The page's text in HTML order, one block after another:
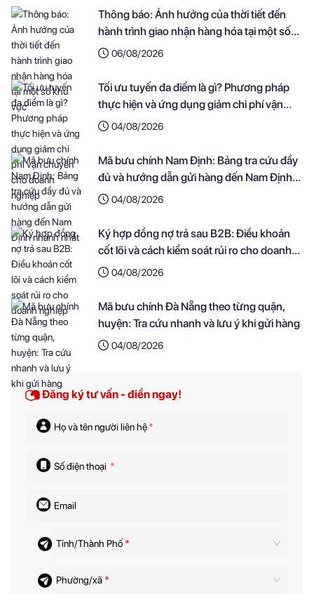
Thông báo: Ảnh hưởng của thời tiết đến
hành trình giao nhận hàng hóa tại một số
khu vực
06/08/2026
Tối ưu tuyến đa điểm là gì? Phương pháp
thực hiện và ứng dụng giảm chi phí vận
chuyển cho doanh nghiệp
04/08/2026
Mã bưu chính Nam Định: Bảng tra cứu đầy
đủ và hướng dẫn gửi hàng đến Nam Định
nhanh nhất
04/08/2026
Ký hợp đồng nợ trả sau B2B: Điều khoản
cốt lõi và cách kiểm soát rủi ro cho doanh
nghiệp
04/08/2026
Mã bưu chính Đà Nẵng theo từng quận,
huyện: Tra cứu nhanh và lưu ý khi gửi hàng
04/08/2026
Đăng ký tư vấn - điền ngay!
Họ và tên người liên hệ*
Số điện thoại *
Email
Tỉnh/Thành Phố *
Phường/xã *